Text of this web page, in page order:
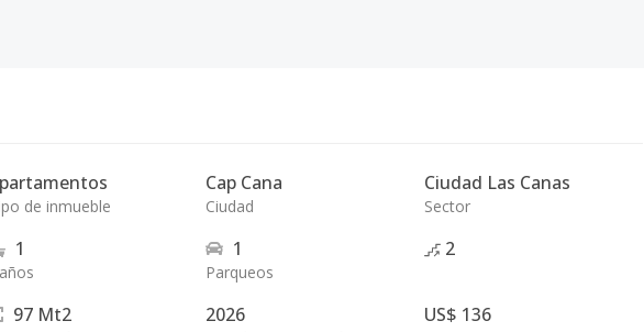
de inmueble
Cap Cana
Ciudad
Ciudad Las Canas
Sector
1 1
Parqueos
2
97 Mt2 2026 US$ 136